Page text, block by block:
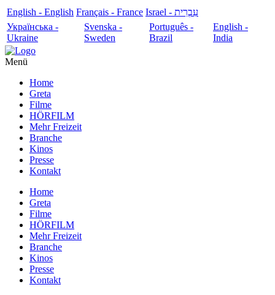
English - English Français - France
עִבְרִית - Israel
Українська -
Ukraine
Svenska -
Sweden
Português -
Brazil
English -
India
Menü
Home
Greta
Filme
HÖRFILM
Mehr Freizeit
Branche
Kinos
Presse
Kontakt
Home
Greta
Filme
HÖRFILM
Mehr Freizeit
Branche
Kinos
Presse
Kontakt